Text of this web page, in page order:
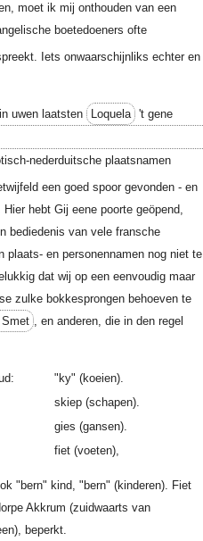
moet ik mij onthouden van een
boetedoeners ofte
Iets onwaarschijnliks echter en
uwen laatsten Loquela 't gene
nederduitsche plaatsnamen
een goed spoor gevonden - en
hebt Gij eene poorte geöpend,
bediedenis van vele fransche
en personennamen nog niet te
dat wij op een eenvoudig maar
zulke bokkesprongen behoeven te
Smet , en anderen, die in den regel
"ky" (koeien).
skiep (schapen).
gies (gansen).
fiet (voeten),
"bern" kind, "bern" (kinderen). Fiet
Akkrum (zuidwaarts van
beperkt.